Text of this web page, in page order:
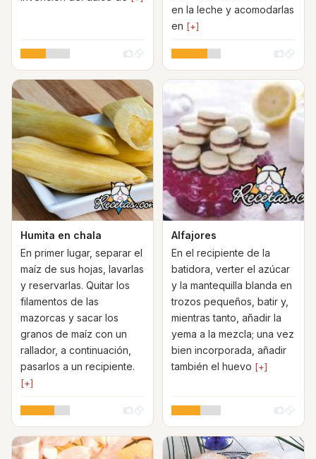
en la leche y acomodarlas
en [+]
Humita en chala
En primer lugar, separar el
maíz de sus hojas, lavarlas
y reservarlas. Quitar los
filamentos de las
mazorcas y sacar los
granos de maíz con un
rallador, a continuación,
pasarlos a un recipiente.
[+]
Alfajores
En el recipiente de la
batidora, verter el azúcar
y la mantequilla blanda en
trozos pequeños, batir y,
mientras tanto, añadir la
yema a la mezcla; una vez
bien incorporada, añadir
también el huevo [+]